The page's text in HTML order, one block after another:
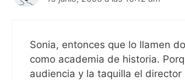
Sonia, entonces que lo llamen
como academia de historia.
audiencia y la taquilla el